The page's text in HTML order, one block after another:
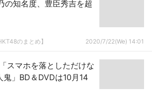
の知名度、豊臣秀吉を超
のまとめ】 2020/7/22(We) 14:01
スマホを落としただけな
」BD＆DVDは10月14